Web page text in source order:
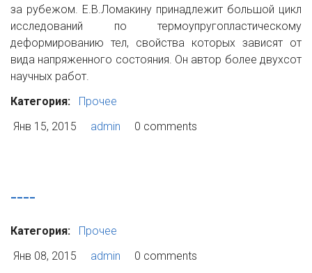
за рубежом. Е.В.Ломакину принадлежит большой цикл
исследований по термоупругопластическому
деформированию тел, свойства которых зависят от
вида напряженного состояния. Он автор более двухсот
научных работ.
Категория:
Прочее
Янв 15, 2015
admin 0 comments
----
Категория:
Прочее
Янв 08, 2015
admin 0 comments